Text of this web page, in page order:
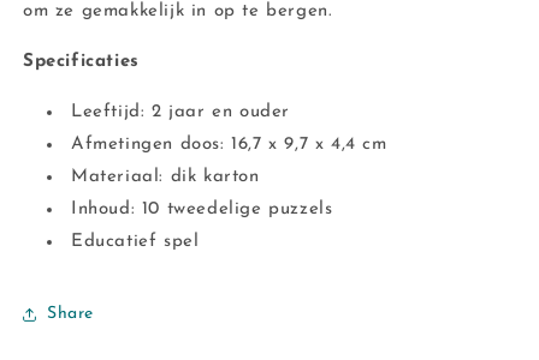
om ze gemakkelijk in op te bergen.
Specificaties
Leeftijd: 2 jaar en ouder
Afmetingen doos: 16,7 x 9,7 x 4,4 cm
Materiaal: dik karton
Inhoud: 10 tweedelige puzzels
Educatief spel
Share